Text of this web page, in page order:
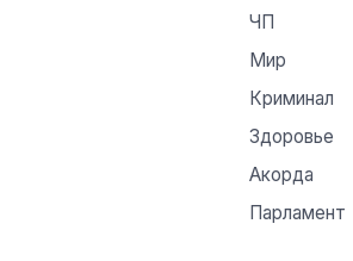
ЧП
Мир
Криминал
Здоровье
Акорда
Парламент